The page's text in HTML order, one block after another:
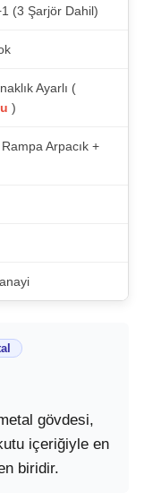
(3 Şarjör Dahil)
Ayarlı (
)
Arpacık +
gövdesi,
içeriğiyle en
biridir.